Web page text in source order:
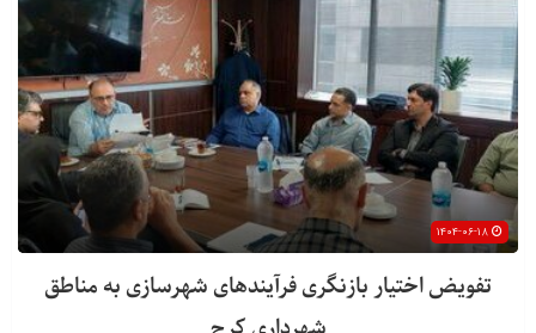
تفویض اختیار بازنگری فرآیندهای شهرسازی به مناطق